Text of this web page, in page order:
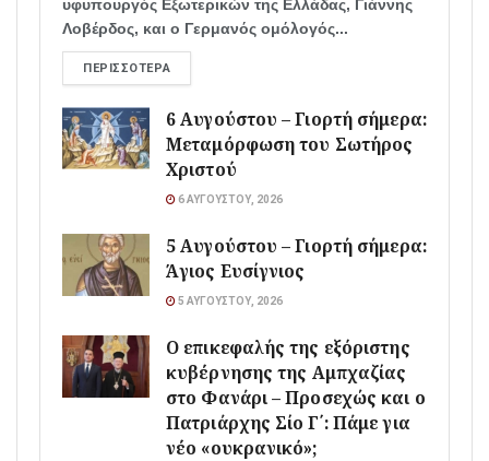
υφυπουργός Εξωτερικών της Ελλάδας, Γιάννης
Λοβέρδος, και ο Γερμανός ομόλογός...
ΠΕΡΙΣΣΌΤΕΡΑ
6 Αυγούστου – Γιορτή σήμερα:
Μεταμόρφωση του Σωτήρος
Χριστού
6 ΑΥΓΟΎΣΤΟΥ, 2026
5 Αυγούστου – Γιορτή σήμερα:
Άγιος Ευσίγνιος
5 ΑΥΓΟΎΣΤΟΥ, 2026
Ο επικεφαλής της εξόριστης
κυβέρνησης της Αμπχαζίας
στο Φανάρι – Προσεχώς και ο
Πατριάρχης Σίο Γ΄: Πάμε για
νέο «ουκρανικό»;